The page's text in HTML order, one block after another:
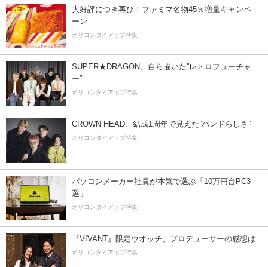
大好評につき再び！ファミマ名物45％増量キャンペ
ーン
オリコンタイアップ特集
SUPER★DRAGON、自ら描いた”レトロフューチャ
ー”
オリコンタイアップ特集
CROWN HEAD、結成1周年で見えた”バンドらしさ”
オリコンタイアップ特集
パソコンメーカー社員が本気で選ぶ「10万円台PC3
選」
オリコンタイアップ特集
『VIVANT』限定ウオッチ、プロデューサーの感想は
オリコンタイアップ特集